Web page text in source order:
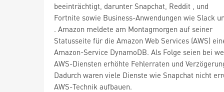
beeinträchtigt, darunter Snapchat, Reddit , und
. Amazon meldete am Montagmorgen auf seiner
Statusseite für die Amazon Web Services (AWS)
Amazon-Service DynamoDB. Als Folge seien bei
AWS-Diensten erhöhte Fehlerraten und
Dadurch waren viele Dienste wie Snapchat nicht
AWS-Technik aufbauen.